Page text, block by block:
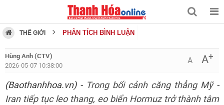
THẾ GIỚI PHÂN TÍCH BÌNH LUẬN
Hùng Anh (CTV)
2026-05-07 10:38:00
A A+
(Baothanhhoa.vn)- Trong bối cảnh căng thẳng Mỹ -
Iran tiếp tục leo thang, eo biển Hormuz trở thành tâm